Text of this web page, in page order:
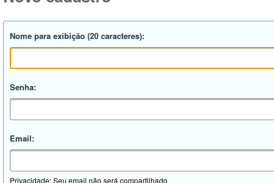
Nome para exibição (20 caracteres):
Senha:
Email:
Privacidade: Seu email não será compartilhado.